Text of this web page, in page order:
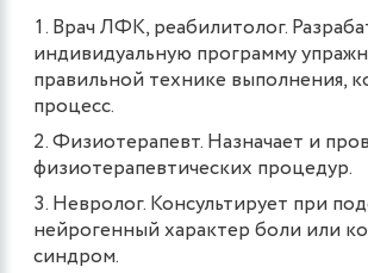
Врач ЛФК, реабилитолог.
индивидуальную программу
правильной технике выполнения,
процесс.
Физиотерапевт. Назначает и
физиотерапевтических процедур.
Невролог. Консультирует при
нейрогенный характер боли или
синдром.